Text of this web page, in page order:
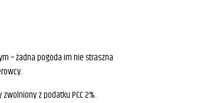
– żadna pogoda im nie straszna
z podatku PCC 2%.